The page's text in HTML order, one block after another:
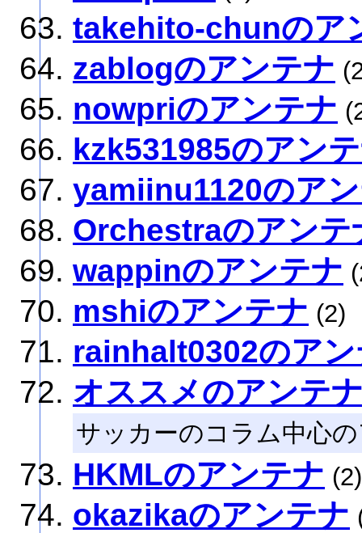
takehito-chunのア
zablogのアンテナ
nowpriのアンテナ
kzk531985のアン
yamiinu1120のア
Orchestraのアンテ
wappinのアンテナ
mshiのアンテナ (2)
rainhalt0302のア
オススメのアンテ
サッカーのコラム中心
HKMLのアンテナ (2)
okazikaのアンテナ